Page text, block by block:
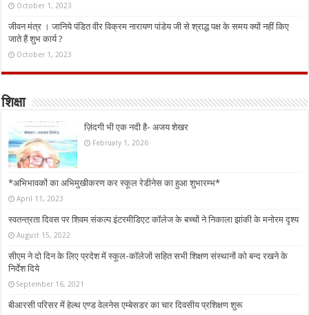
October 1, 2023
जीवन मंत्र । जानिये पंडित वीर विक्रम नारायण पांडेय जी से श्राद्ध पक्ष के समय क्यों नहीं किए
जाते हैं शुभ कार्य ?
October 1, 2023
शिक्षा
ज़िंदगी भी एक नदी है- अजय शेखर
February 1, 2026
*अभिभावकों का अभिमुखीकरण कर स्कूल रेडीनेस का हुआ शुभारम्भ*
April 11, 2023
स्वतन्त्रता दिवस पर शिवम संकल्प इंटरमीडिएट कॉलेज के बच्चों ने निकाला झांकी के मनोरम दृश्य
August 15, 2022
सीएम ने दो दिन के लिए प्रदेश में स्कूल-कॉलेजों सहित सभी शिक्षण संस्थानों को बन्द रखने के
निर्देश दिये
September 16, 2021
बीआरसी परिसर में हेल्थ एण्ड वेलनेस एम्बेसडर का चार दिवसीय प्रशिक्षण शुरू